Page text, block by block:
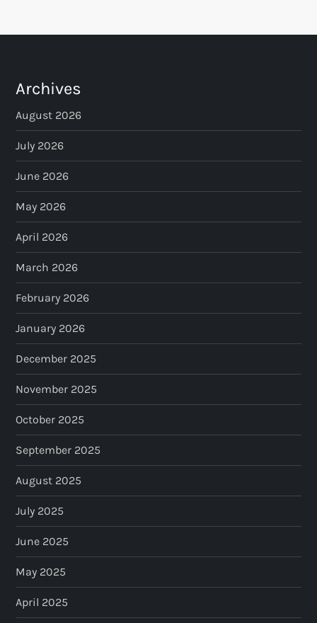
Archives
August 2026
July 2026
June 2026
May 2026
April 2026
March 2026
February 2026
January 2026
December 2025
November 2025
October 2025
September 2025
August 2025
July 2025
June 2025
May 2025
April 2025